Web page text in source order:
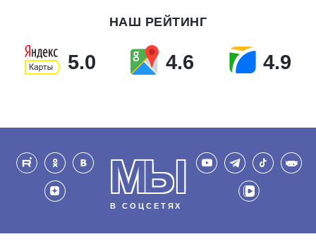
НАШ РЕЙТИНГ
5.0 4.6 4.9
МЫ
В СОЦСЕТЯХ